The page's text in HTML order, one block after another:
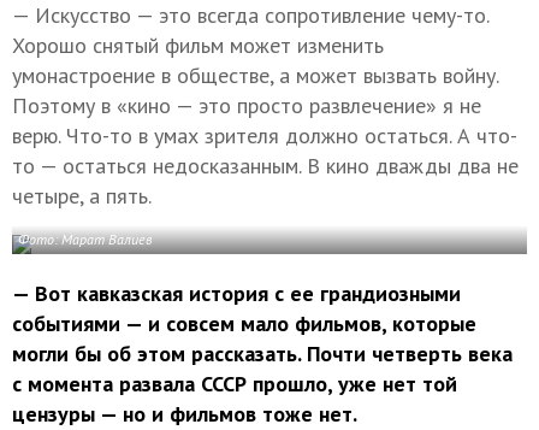
— Искусство — это всегда сопротивление чему-то.
Хорошо снятый фильм может изменить
умонастроение в обществе, а может вызвать войну.
Поэтому в «кино — это просто развлечение» я не
верю. Что-то в умах зрителя должно остаться. А что-
то — остаться недосказанным. В кино дважды два не
четыре, а пять.
Фото: Марат Валиев
— Вот кавказская история с ее грандиозными
событиями — и совсем мало фильмов, которые
могли бы об этом рассказать. Почти четверть века
с момента развала СССР прошло, уже нет той
цензуры — но и фильмов тоже нет.